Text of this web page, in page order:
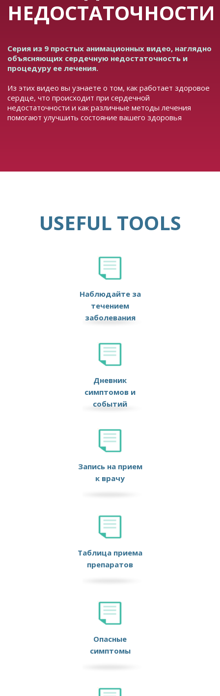
НЕДОСТАТОЧНОСТИ
Серия из 9 простых анимационных видео, наглядно
объясняющих сердечную недостаточность и
процедуру ее лечения.
Из этих видео вы узнаете о том, как работает здоровое
сердце, что происходит при сердечной
недостаточности и как различные методы лечения
помогают улучшить состояние вашего здоровья
USEFUL TOOLS
Наблюдайте за
течением
заболевания
Дневник
симптомов и
событий
Запись на прием
к врачу
Таблица приема
препаратов
Опасные
симптомы